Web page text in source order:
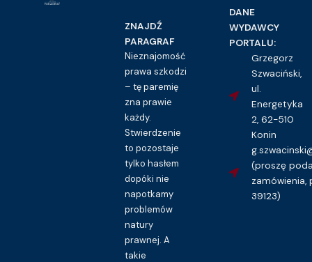
ZNAJDŹ
PARAGRAF
Nieznajomość
prawa szkodzi
– tę paremię
zna prawie
każdy.
Stwierdzenie
to pozostaje
tylko hasłem
dopóki nie
napotkamy
problemów
natury
prawnej. A
takie
DANE
WYDAWCY
PORTALU:
Grzegorz
Szwaciński,
ul.
Energetyka
2, 62-510
Konin
(proszę
zamówienia,
39123)